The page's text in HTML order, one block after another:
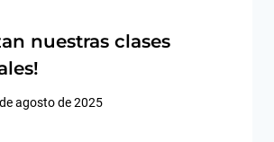
nuestras clases
agosto de 2025